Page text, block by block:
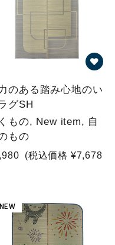
のある踏み心地のい
グSH
もの, New item, 自
もの
(税込価格 ¥7,678
NEW